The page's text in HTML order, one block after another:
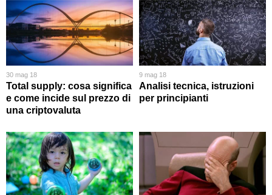
30 mag 18
Total supply: cosa significa
e come incide sul prezzo di
una criptovaluta
9 mag 18
Analisi tecnica, istruzioni
per principianti